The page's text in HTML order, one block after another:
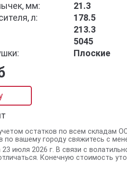
мм:
21.3
л:
178.5
213.3
5045
Плоские
остатков по всем складам
по вашему городу свяжитесь с
23 июля 2026 г. В связи с
Конечную стоимость